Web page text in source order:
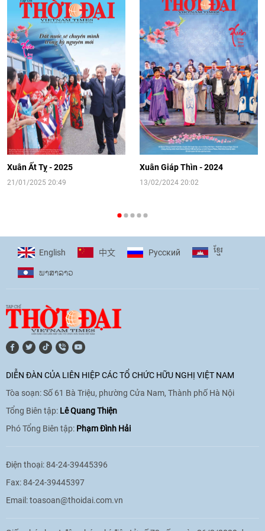
08:02 | 13/06/2026
Video: Cơ hội giao lưu quốc tế cho học
sinh Việt Nam tại trại hè Artek
14:41|12/06/2026
[Video] Đối ngoại nhân dân Thủ đô
hướng tới kết nối hiệu quả nguồn lực
người Việt Nam ở nước ngoài
16:58|10/06/2026
phó với biến đổi khí hậu
17:07|09/06/2026
[Video] Lào dành ưu tiên hàng đầu cho
quan hệ với Việt Nam
11:01 |09/06/2026
[Video] Doanh nghiệp Hoa Kỳ hỗ trợ
Việt Nam xác định danh tính người mất
Xuân Ất Tỵ - 2025
21/01/2025 20:49
Xuân Giáp Thìn - 2024
13/02/2024 20:02
English 中文 Pусский ខ្មែរ
ພາ​ສາ​ລາວ
DIỄN ĐÀN CỦA LIÊN HIỆP CÁC TỔ CHỨC HỮU NGHỊ VIỆT NAM
Tòa soạn: Số 61 Bà Triệu, phường Cửa Nam, Thành phố Hà Nội
Tổng Biên tập: Lê Quang Thiện
Phó Tổng Biên tập: Phạm Đình Hải
Điện thoại: 84-24-39445396
Fax: 84-24-39445397
Email:toasoan@thoidai.com.vn